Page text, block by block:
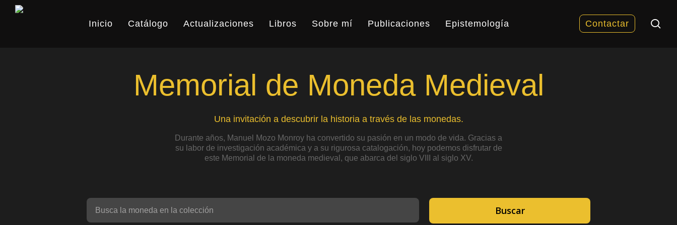
Inicio Catálogo Actualizaciones Libros Sobre mí Publicaciones Epistemología Contactar
Memorial de Moneda Medieval
Una invitación a descubrir la historia a través de las monedas.
Durante años, Manuel Mozo Monroy ha convertido su pasión en un modo de vida. Gracias a
su labor de investigación académica y a su rigurosa catalogación, hoy podemos disfrutar de
este Memorial de la moneda medieval, que abarca del siglo VIII al siglo XV.
Buscar